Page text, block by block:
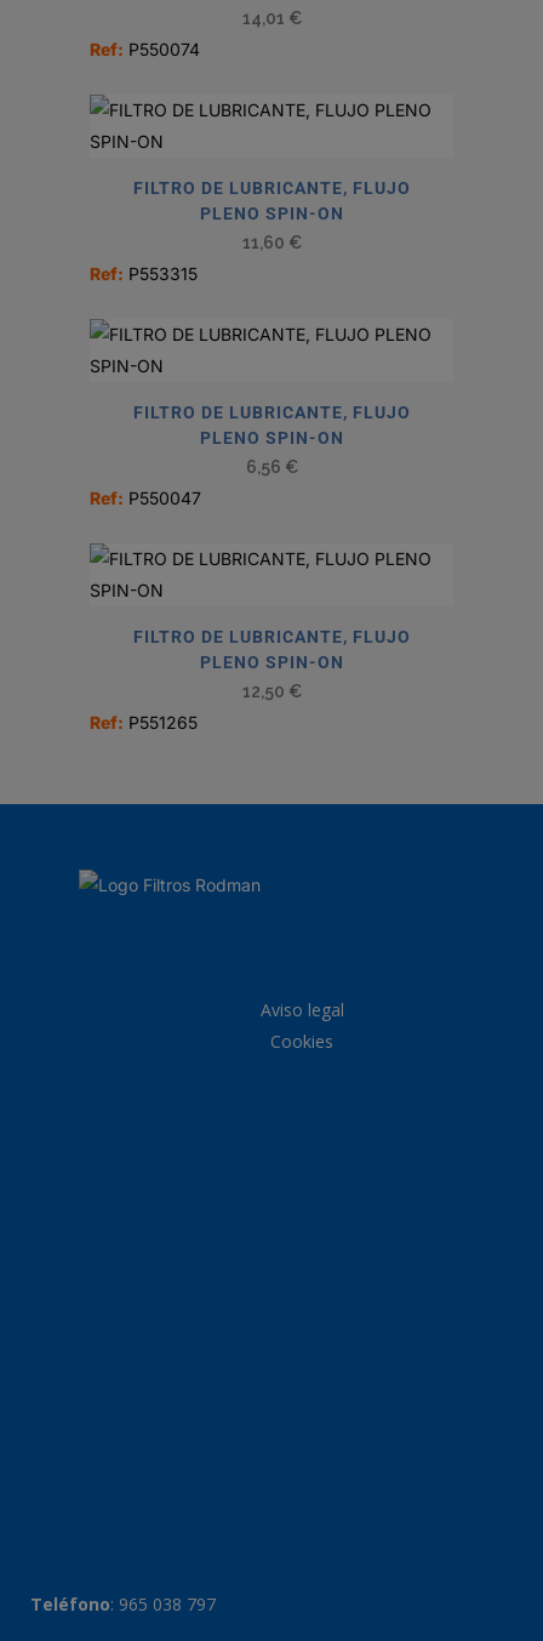
14,01 €
Ref: P550074
FILTRO DE LUBRICANTE, FLUJO
PLENO SPIN-ON
11,60 €
Ref: P553315
FILTRO DE LUBRICANTE, FLUJO
PLENO SPIN-ON
6,56 €
Ref: P550047
FILTRO DE LUBRICANTE, FLUJO
PLENO SPIN-ON
12,50 €
Ref: P551265
Aviso legal
Cookies
Teléfono: 965 038 797